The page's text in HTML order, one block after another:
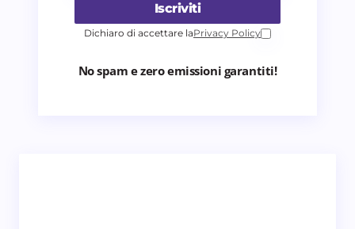
Iscriviti
Dichiaro di accettare laPrivacy Policy
No spam e zero emissioni garantiti!